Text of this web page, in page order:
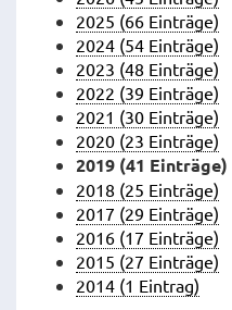
2025 (66 Einträge)
2024 (54 Einträge)
2023 (48 Einträge)
2022 (39 Einträge)
2021 (30 Einträge)
2020 (23 Einträge)
2019 (41 Einträge)
2018 (25 Einträge)
2017 (29 Einträge)
2016 (17 Einträge)
2015 (27 Einträge)
2014 (1 Eintrag)